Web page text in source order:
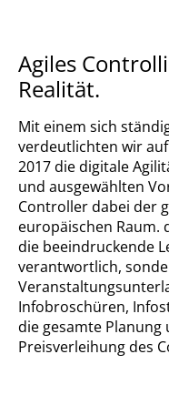
Agiles
Realität.
Mit einem sich
verdeutlichten wir
2017 die digitale
und ausgewählten
Controller dabei der
europäischen Raum.
die beeindruckende
verantwortlich,
Infobroschüren,
die gesamte
Preisverleihung des